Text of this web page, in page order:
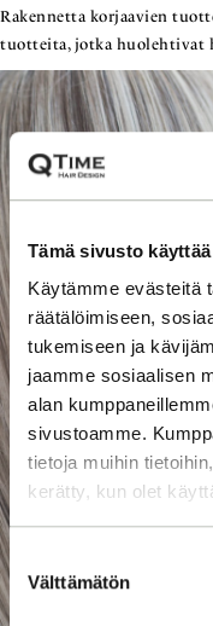
Tämä sivusto
Käytämme evästeitä
räätälöimiseen,
tukemiseen ja
jaamme sosiaalisen
alan
sivustoamme.
tietoja muihin
kerätty, kun olet
S
o
Välttämätön
Rakennetta korjaavien
tuotteita, jotka huolehtivat